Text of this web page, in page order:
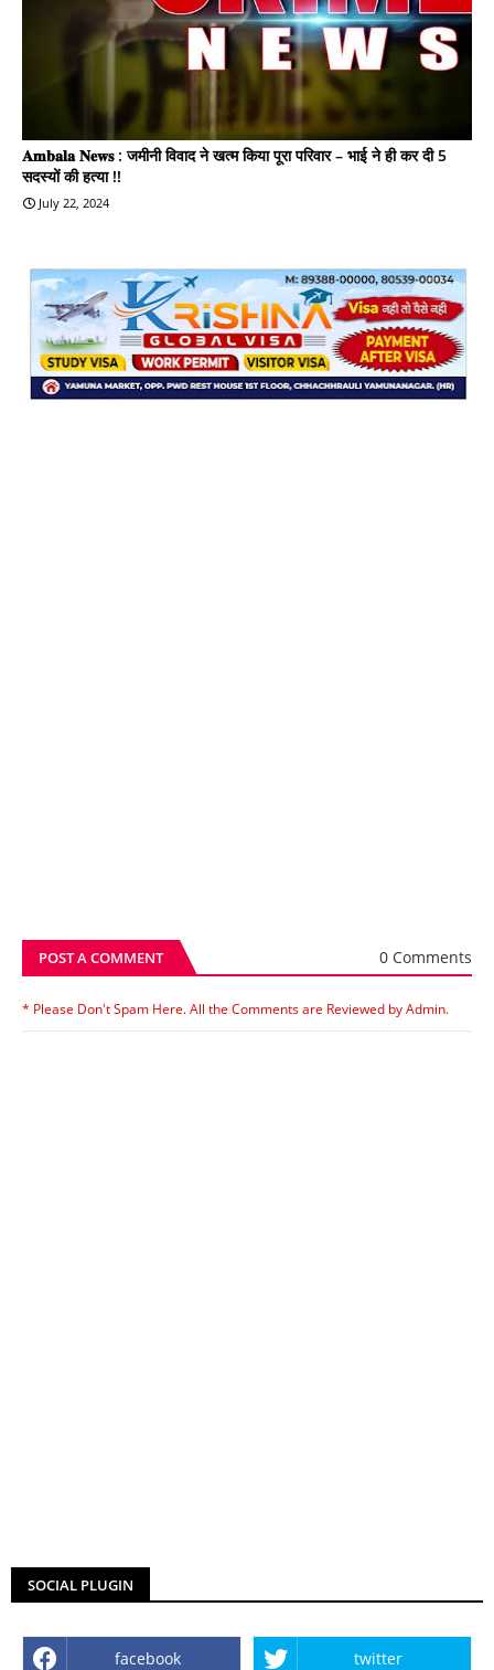
𝐀𝐦𝐛𝐚𝐥𝐚 𝐍𝐞𝐰𝐬 : जमीनी विवाद ने खत्म किया पूरा परिवार – भाई ने ही कर दी 5
सदस्यों की हत्या !!
July 22, 2024
POST A COMMENT 0 Comments
* Please Don't Spam Here. All the Comments are Reviewed by Admin.
SOCIAL PLUGIN
facebook twitter